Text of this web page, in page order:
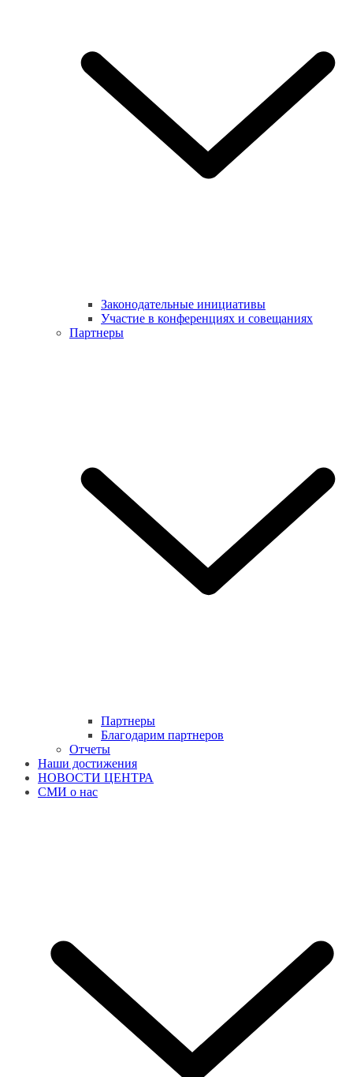
Законодательные инициативы
Участие в конференциях и совещаниях
Партнеры
Партнеры
Благодарим партнеров
Отчеты
Наши достижения
НОВОСТИ ЦЕНТРА
СМИ о нас